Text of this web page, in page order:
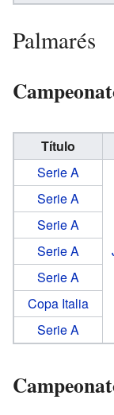
Palmarés
Título
Serie A
Serie A
Serie A
Serie A
Serie A
Copa Italia
Serie A